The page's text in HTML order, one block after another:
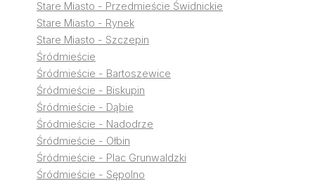
Stare Miasto - Przedmieście Świdnickie
Stare Miasto - Rynek
Stare Miasto - Szczepin
Śródmieście
Śródmieście - Bartoszewice
Śródmieście - Biskupin
Śródmieście - Dąbie
Śródmieście - Nadodrze
Śródmieście - Ołbin
Śródmieście - Plac Grunwaldzki
Śródmieście - Sępolno